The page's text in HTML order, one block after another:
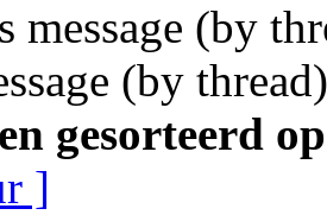
message (by
(by
gesorteerd
]